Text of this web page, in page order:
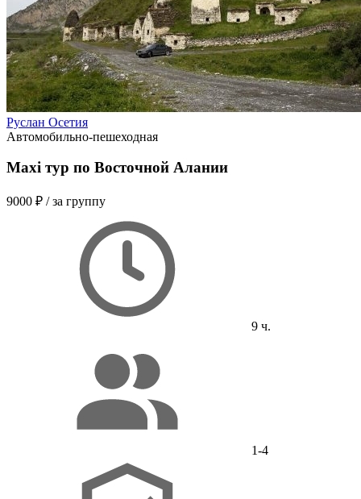
Руслан Осетия
Автомобильно-пешеходная
Maxi тур по Восточной Алании
9000 ₽ / за группу
9 ч.
1-4